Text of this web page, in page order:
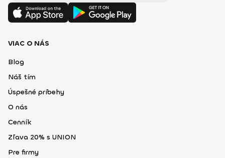
VIAC O NÁS
Blog
Náš tím
Úspešné príbehy
O nás
Cenník
Zľava 20% s UNION
Pre firmy